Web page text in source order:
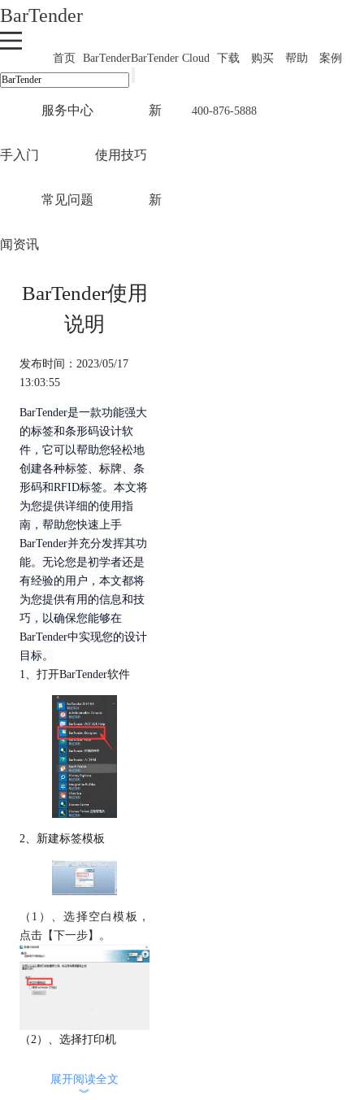
BarTender
首页 BarTenderBarTender Cloud 下载 购买 帮助 案例
400-876-5888
服务中心 新
手入门 使用技巧
常见问题 新
闻资讯
BarTender使用
说明
发布时间：2023/05/17
13:03:55
BarTender是一款功能强大
的标签和条形码设计软
件，它可以帮助您轻松地
创建各种标签、标牌、条
形码和RFID标签。本文将
为您提供详细的使用指
南，帮助您快速上手
BarTender并充分发挥其功
能。无论您是初学者还是
有经验的用户，本文都将
为您提供有用的信息和技
巧，以确保您能够在
BarTender中实现您的设计
目标。
1、打开BarTender软件
2、新建标签模板
（1）、选择空白模板，
点击【下一步】。
（2）、选择打印机
展开阅读全文
︾